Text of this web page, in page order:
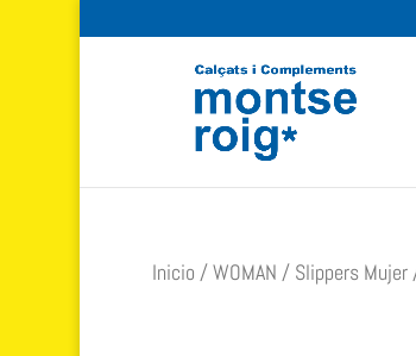
Inicio /WOMAN / Slippers Mujer